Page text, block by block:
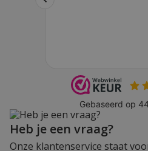
Heb je een vraag?
Onze klantenservice staat